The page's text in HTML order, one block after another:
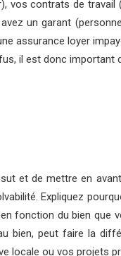
contrats de
un garant
assurance loyer
il est donc important
et de mettre en
Expliquez
fonction du bien
bien, peut faire la
locale ou vos projets